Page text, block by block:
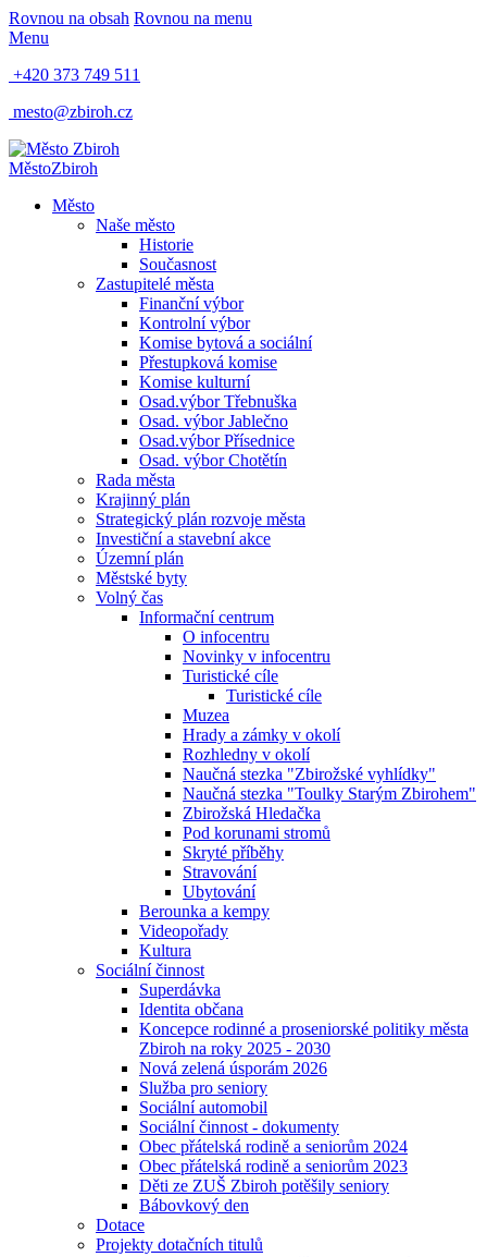
Rovnou na obsah Rovnou na menu
Menu
+420 373 749 511
mesto@zbiroh.cz
MěstoZbiroh
Město
Naše město
Historie
Současnost
Zastupitelé města
Finanční výbor
Kontrolní výbor
Komise bytová a sociální
Přestupková komise
Komise kulturní
Osad.výbor Třebnuška
Osad. výbor Jablečno
Osad.výbor Přísednice
Osad. výbor Chotětín
Rada města
Krajinný plán
Strategický plán rozvoje města
Investiční a stavební akce
Územní plán
Městské byty
Volný čas
Informační centrum
O infocentru
Novinky v infocentru
Turistické cíle
Turistické cíle
Muzea
Hrady a zámky v okolí
Rozhledny v okolí
Naučná stezka "Zbirožské vyhlídky"
Naučná stezka "Toulky Starým Zbirohem"
Zbirožská Hledačka
Pod korunami stromů
Skryté příběhy
Stravování
Ubytování
Berounka a kempy
Videopořady
Kultura
Sociální činnost
Superdávka
Identita občana
Koncepce rodinné a proseniorské politiky města
Zbiroh na roky 2025 - 2030
Nová zelená úsporám 2026
Služba pro seniory
Sociální automobil
Sociální činnost - dokumenty
Obec přátelská rodině a seniorům 2024
Obec přátelská rodině a seniorům 2023
Děti ze ZUŠ Zbiroh potěšily seniory
Bábovkový den
Dotace
Projekty dotačních titulů